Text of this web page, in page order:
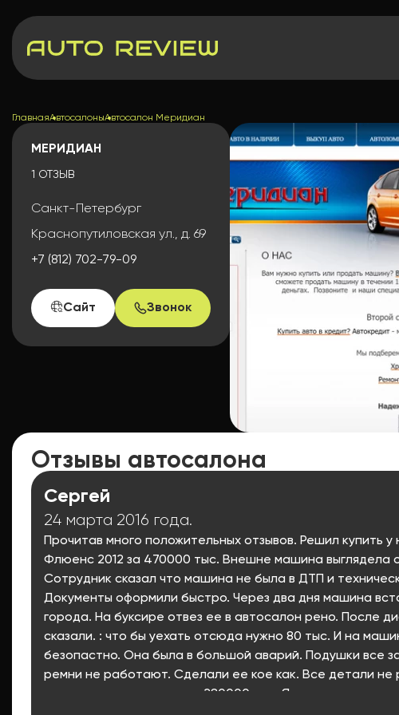
ГлавнаяАвтосалоныАвтосалон Меридиан
МЕРИДИАН
1 ОТЗЫВ
Санкт-Петербург
Краснопутиловская ул., д. 69
+7 (812) 702-79-09
Сайт Звонок
Отзывы автосалона
Сергей
24 марта 2016 года.
Прочитав много положительных отзывов. Решил купить у
Флюенс 2012 за 470000 тыс. Внешне машина выглядела
Сотрудник сказал что машина не была в ДТП и
Документы оформили быстро. Через два дня машина
города. На буксире отвез ее в автосалон рено. После
сказали. : что бы уехать отсюда нужно 80 тыс. И на
безопастно. Она была в большой аварий. Подушки все
ремни не работают. Сделали ее кое как. Все детали не
ее довести до ума нужно 280000 тыс. Я тут же